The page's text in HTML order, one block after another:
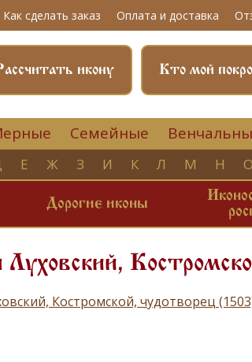
Как сделать заказ Оплата и доставка
Кто мой
икону
Семейные
Е Ж З И К Л М Н О
Дорогие иконы
Луховский,
Костромской, чудотворец